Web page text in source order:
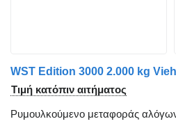
WST Edition 3000 2.000 kg
Τιμή κατόπιν αιτήματος
Ρυμουλκούμενο μεταφοράς